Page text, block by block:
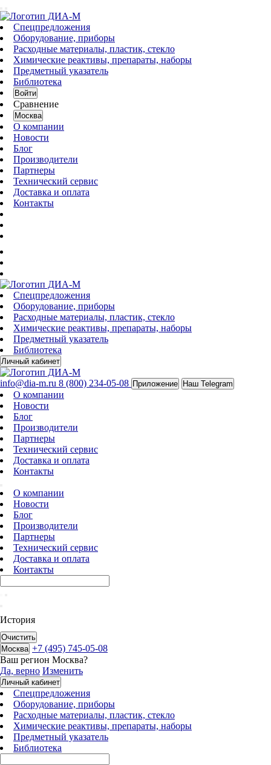
Спецпредложения
Оборудование, приборы
Расходные материалы, пластик, стекло
Химические реактивы, препараты, наборы
Предметный указатель
Библиотека
Войти
Сравнение
Москва
О компании
Новости
Блог
Производители
Партнеры
Технический сервис
Доставка и оплата
Контакты
Спецпредложения
Оборудование, приборы
Расходные материалы, пластик, стекло
Химические реактивы, препараты, наборы
Предметный указатель
Библиотека
Личный кабинет
info@dia-m.ru 8 (800) 234-05-08 Приложение Наш Telegram
О компании
Новости
Блог
Производители
Партнеры
Технический сервис
Доставка и оплата
Контакты
О компании
Новости
Блог
Производители
Партнеры
Технический сервис
Доставка и оплата
Контакты
История
Очистить
Москва +7 (495) 745-05-08
Ваш регион Москва?
Да, верно Изменить
Личный кабинет
Спецпредложения
Оборудование, приборы
Расходные материалы, пластик, стекло
Химические реактивы, препараты, наборы
Предметный указатель
Библиотека